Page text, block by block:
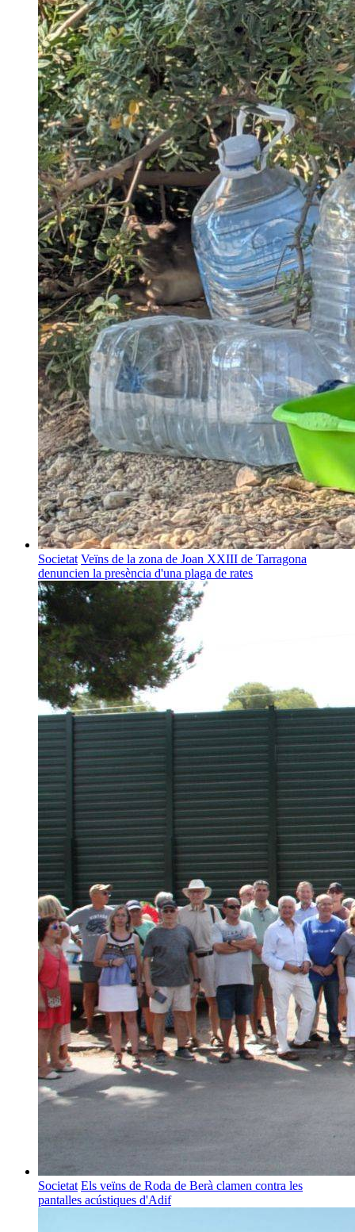
Societat Veïns de la zona de Joan XXIII de Tarragona
denuncien la presència d'una plaga de rates
Societat Els veïns de Roda de Berà clamen contra les
pantalles acústiques d'Adif